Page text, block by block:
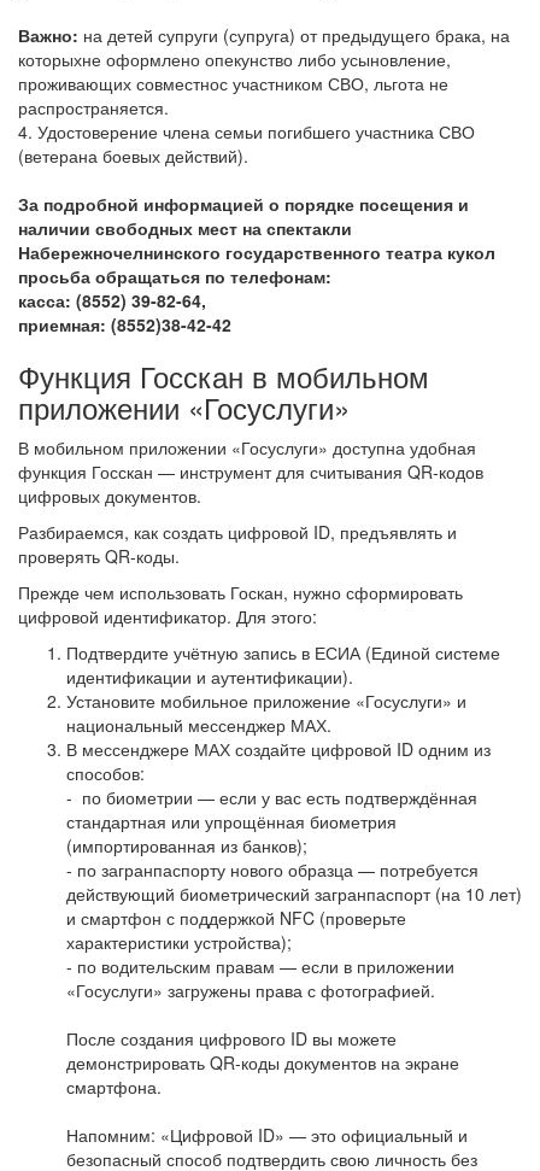
Важно: на детей супруги (супруга) от предыдущего брака, на
которыхне оформлено опекунство либо усыновление,
проживающих совместнос участником СВО, льгота не
распространяется.
4. Удостоверение члена семьи погибшего участника СВО
(ветерана боевых действий).
За подробной информацией о порядке посещения и
наличии свободных мест на спектакли
Набережночелнинского государственного театра кукол
просьба обращаться по телефонам:
касса: (8552) 39-82-64,
приемная: (8552)38-42-42
Функция Госскан в мобильном
приложении «Госуслуги»
В мобильном приложении «Госуслуги» доступна удобная
функция Госскан — инструмент для считывания QR‑кодов
цифровых документов.
Разбираемся, как создать цифровой ID, предъявлять и
проверять QR‑коды.
Прежде чем использовать Госкан, нужно сформировать
цифровой идентификатор. Для этого:
Подтвердите учётную запись в ЕСИА (Единой системе
идентификации и аутентификации).
Установите мобильное приложение «Госуслуги» и
национальный мессенджер МАХ.
В мессенджере МАХ создайте цифровой ID одним из
способов:
- по биометрии — если у вас есть подтверждённая
стандартная или упрощённая биометрия
(импортированная из банков);
- по загранпаспорту нового образца — потребуется
действующий биометрический загранпаспорт (на 10 лет)
и смартфон с поддержкой NFC (проверьте
характеристики устройства);
- по водительским правам — если в приложении
«Госуслуги» загружены права с фотографией.
После создания цифрового ID вы можете
демонстрировать QR‑коды документов на экране
смартфона.
Напомним: «Цифровой ID» — это официальный и
безопасный способ подтвердить свою личность без